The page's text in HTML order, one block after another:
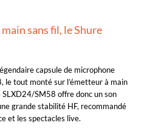
sans fil, le Shure
capsule de microphone
le tout monté sur l’émetteur à main
SM58 offre donc un son
grande stabilité HF, recommandé
et les spectacles live.